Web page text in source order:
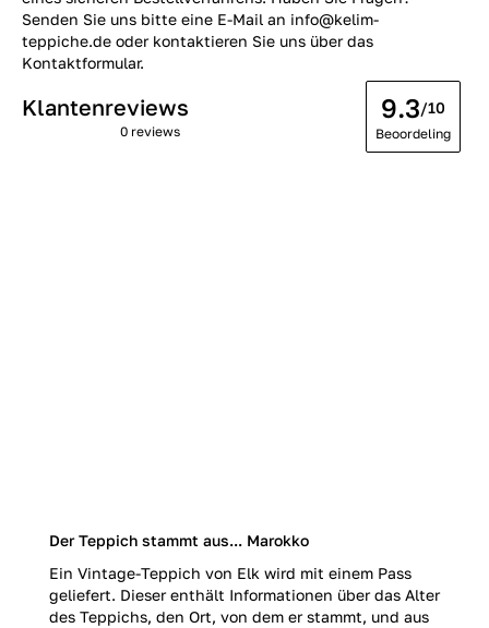
Senden Sie uns bitte eine E-Mail an info@kelim-
teppiche.de oder kontaktieren Sie uns über das
Kontaktformular.
Der Teppich stammt aus... Marokko
Ein Vintage-Teppich von Elk wird mit einem Pass
geliefert. Dieser enthält Informationen über das Alter
des Teppichs, den Ort, von dem er stammt, und aus
Klantenreviews
0 reviews
9.3/10
Beoordeling